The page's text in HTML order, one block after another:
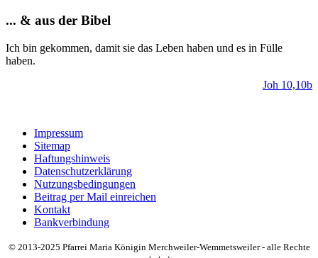
... & aus der Bibel
Ich bin gekommen, damit sie das Leben haben und es in Fülle
haben.
Joh 10,10b
Impressum
Sitemap
Haftungshinweis
Datenschutzerklärung
Nutzungsbedingungen
Beitrag per Mail einreichen
Kontakt
Bankverbindung
© 2013-2025 Pfarrei Maria Königin Merchweiler-Wemmetsweiler - alle Rechte